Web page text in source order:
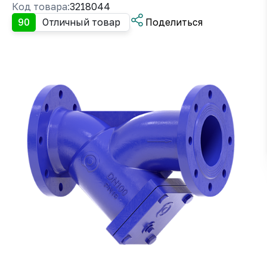
90 Отличный товар Поделиться
Код товара:3218044